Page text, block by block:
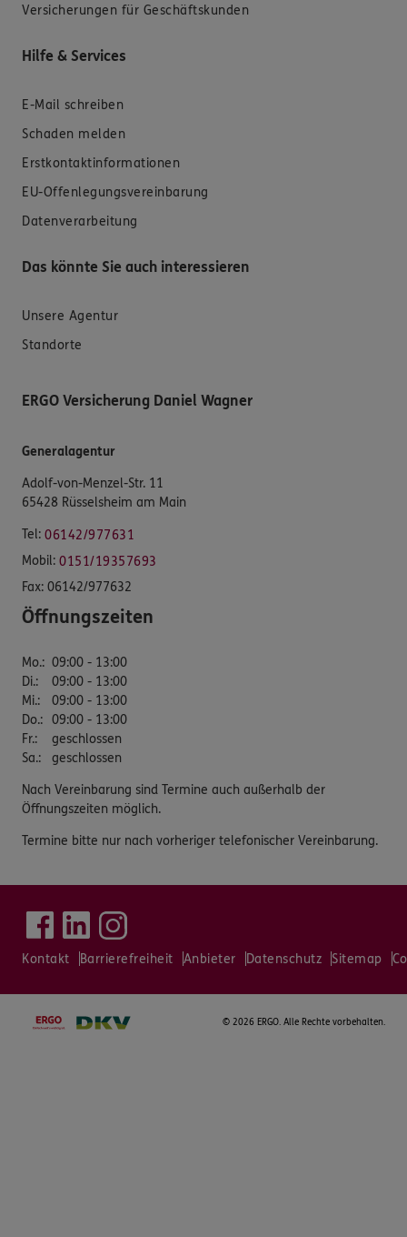
Versicherungen für Geschäftskunden
Hilfe & Services
E-Mail schreiben
Schaden melden
Erstkontaktinformationen
EU-Offenlegungsvereinbarung
Datenverarbeitung
Das könnte Sie auch interessieren
Unsere Agentur
Standorte
ERGO Versicherung Daniel Wagner
Generalagentur
Adolf-von-Menzel-Str. 11
65428 Rüsselsheim am Main
Tel: 06142/977631
Mobil: 0151/19357693
Fax: 06142/977632
Öffnungszeiten
Mo.: 09:00 - 13:00
Di.:
09:00 - 13:00
Mi.:
09:00 - 13:00
Do.: 09:00 - 13:00
Fr.:
geschlossen
Sa.: geschlossen
Nach Vereinbarung sind Termine auch außerhalb der
Öffnungszeiten möglich.
Termine bitte nur nach vorheriger telefonischer Vereinbarung.
Kontakt Barrierefreiheit Anbieter Datenschutz Sitemap
© 2026 ERGO. Alle Rechte vorbehalten.